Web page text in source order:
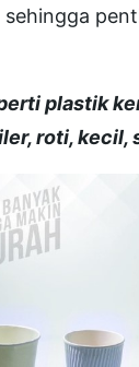
plastik
roti, kecil,